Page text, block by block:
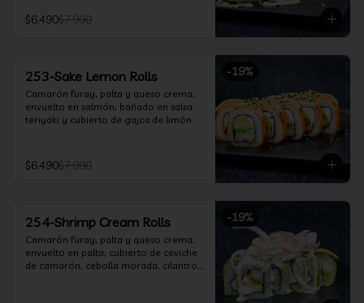
$6.490$7.990
-19%
253-Sake Lemon Rolls
Camarón furay, palta y queso crema,
envuelto en salmón, bañado en salsa
teriyaki y cubierto de gajos de limón.
$6.490$7.990
-19%
254-Shrimp Cream Rolls
Camarón furay, palta y queso crema,
envuelto en palta, cubierto de ceviche
de camarón, cebolla morada, cilantro,